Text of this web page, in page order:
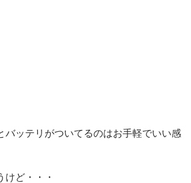
ッテリがついてるのはお手軽でいい感
ど・・・